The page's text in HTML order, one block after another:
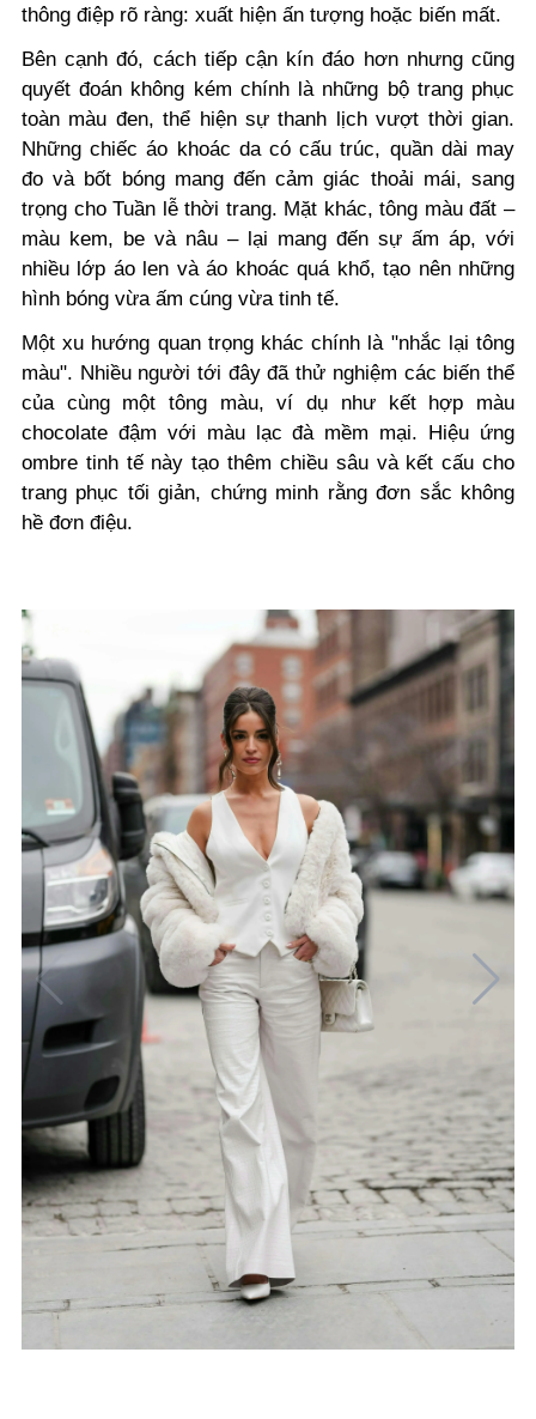
thông điệp rõ ràng: xuất hiện ấn tượng hoặc biến mất.
Bên cạnh đó, cách tiếp cận kín đáo hơn nhưng cũng
quyết đoán không kém chính là những bộ trang phục
toàn màu đen, thể hiện sự thanh lịch vượt thời gian.
Những chiếc áo khoác da có cấu trúc, quần dài may
đo và bốt bóng mang đến cảm giác thoải mái, sang
trọng cho Tuần lễ thời trang. Mặt khác, tông màu đất –
màu kem, be và nâu – lại mang đến sự ấm áp, với
nhiều lớp áo len và áo khoác quá khổ, tạo nên những
hình bóng vừa ấm cúng vừa tinh tế.
Một xu hướng quan trọng khác chính là "nhắc lại tông
màu". Nhiều người tới đây đã thử nghiệm các biến thể
của cùng một tông màu, ví dụ như kết hợp màu
chocolate đậm với màu lạc đà mềm mại. Hiệu ứng
ombre tinh tế này tạo thêm chiều sâu và kết cấu cho
trang phục tối giản, chứng minh rằng đơn sắc không
hề đơn điệu.